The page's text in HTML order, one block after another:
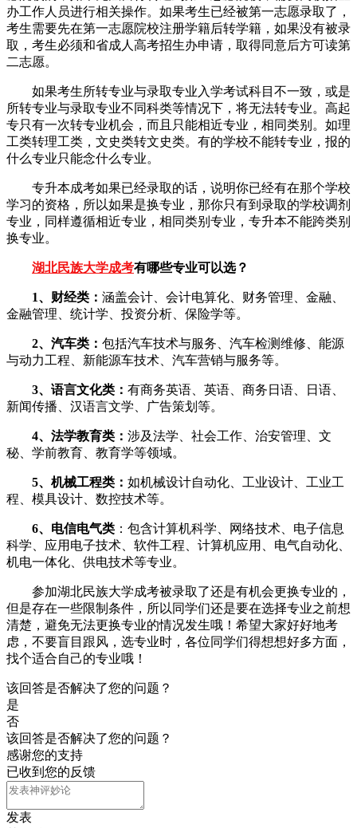
办工作人员进行相关操作。如果考生已经被第一志愿录取了，
考生需要先在第一志愿院校注册学籍后转学籍，如果没有被录
取，考生必须和省成人高考招生办申请，取得同意后方可读第
二志愿。
如果考生所转专业与录取专业入学考试科目不一致，或是
所转专业与录取专业不同科类等情况下，将无法转专业。高起
专只有一次转专业机会，而且只能相近专业，相同类别。如理
工类转理工类，文史类转文史类。有的学校不能转专业，报的
什么专业只能念什么专业。
专升本成考如果已经录取的话，说明你已经有在那个学校
学习的资格，所以如果是换专业，那你只有到录取的学校调剂
专业，同样遵循相近专业，相同类别专业，专升本不能跨类别
换专业。
湖北民族大学成考有哪些专业可以选？
1、财经类： 涵盖会计、会计电算化、财务管理、金融、
金融管理、统计学、投资分析、保险学等。
2、汽车类： 包括汽车技术与服务、汽车检测维修、能源
与动力工程、新能源车技术、汽车营销与服务等。
3、语言文化类： 有商务英语、英语、商务日语、日语、
新闻传播、汉语言文学、广告策划等。
4、法学教育类： 涉及法学、社会工作、治安管理、文
秘、学前教育、教育学等领域。
5、机械工程类： 如机械设计自动化、工业设计、工业工
程、模具设计、数控技术等。
6、电信电气类 ：包含计算机科学、网络技术、电子信息
科学、应用电子技术、软件工程、计算机应用、电气自动化、
机电一体化、供电技术等专业。
参加湖北民族大学成考被录取了还是有机会更换专业的，
但是存在一些限制条件，所以同学们还是要在选择专业之前想
清楚，避免无法更换专业的情况发生哦！希望大家好好地考
虑，不要盲目跟风，选专业时，各位同学们得想想好多方面，
找个适合自己的专业哦！
该回答是否解决了您的问题？
是
否
该回答是否解决了您的问题？
感谢您的支持
已收到您的反馈
发表